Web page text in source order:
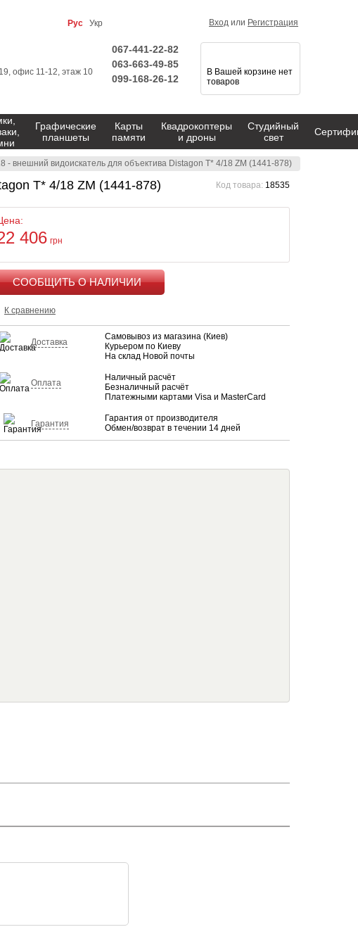
- внешний видоискатель для объектива Distagon T* 4/18 ZM (1441-878)
T* 4/18 ZM (1441-878) Код товара: 18535
406 грн
К сравнению
Доставка
Самовывоз из магазина (Киев)
Курьером по Киеву
На склад Новой почты
Оплата
Наличный расчёт
Безналичный расчёт
Платежными картами Visa и MasterCard
Гарантия
Гарантия от производителя
Обмен/возврат в течении 14 дней
Рус Укр Вход или Регистрация
офис 11-12, этаж 10
067-441-22-82
063-663-49-85
099-168-26-12
В Вашей корзине нет
товаров
Графические
планшеты
Карты
памяти
Квадрокоптеры
и дроны
Студийный
свет